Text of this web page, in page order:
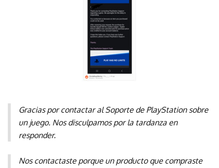
Gracias por contactar al Soporte de PlayStation sobre
un juego. Nos disculpamos por la tardanza en
responder.
Nos contactaste porque un producto que compraste